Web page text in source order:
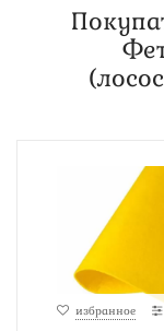
избранное